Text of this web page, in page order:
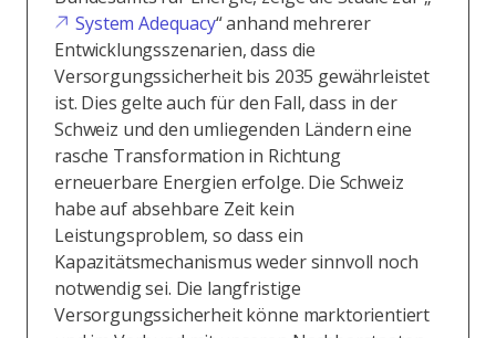
System Adequacy“ anhand mehrerer
Entwicklungsszenarien, dass die
Versorgungssicherheit bis 2035 gewährleistet
ist. Dies gelte auch für den Fall, dass in der
Schweiz und den umliegenden Ländern eine
rasche Transformation in Richtung
erneuerbare Energien erfolge. Die Schweiz
habe auf absehbare Zeit kein
Leistungsproblem, so dass ein
Kapazitätsmechanismus weder sinnvoll noch
notwendig sei. Die langfristige
Versorgungssicherheit könne marktorientiert